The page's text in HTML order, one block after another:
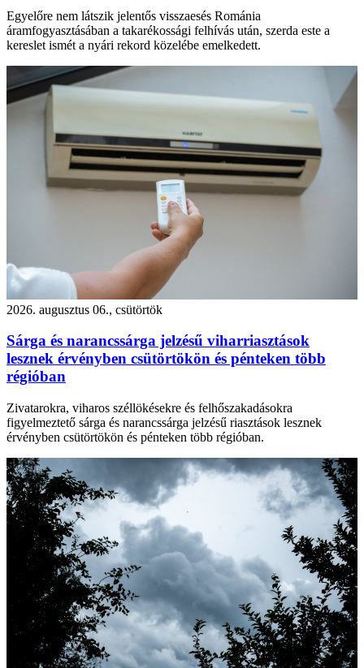
Egyelőre nem látszik jelentős visszaesés Románia
áramfogyasztásában a takarékossági felhívás után, szerda este a
kereslet ismét a nyári rekord közelébe emelkedett.
2026. augusztus 06., csütörtök
Sárga és narancssárga jelzésű viharriasztások
lesznek érvényben csütörtökön és pénteken több
régióban
Zivatarokra, viharos széllökésekre és felhőszakadásokra
figyelmeztető sárga és narancssárga jelzésű riasztások lesznek
érvényben csütörtökön és pénteken több régióban.